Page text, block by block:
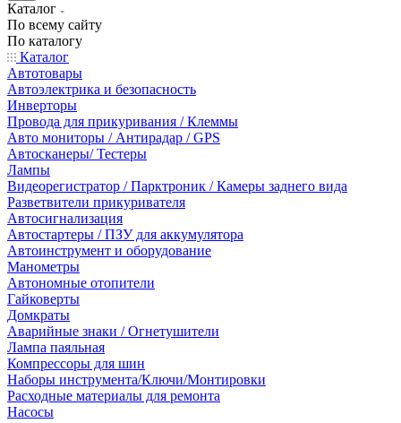
Каталог
По всему сайту
По каталогу
Каталог
Автотовары
Автоэлектрика и безопасность
Инверторы
Провода для прикуривания / Клеммы
Авто мониторы / Антирадар / GPS
Автосканеры/ Тестеры
Лампы
Видеорегистратор / Парктроник / Камеры заднего вида
Разветвители прикуривателя
Автосигнализация
Автостартеры / ПЗУ для аккумулятора
Автоинструмент и оборудование
Манометры
Автономные отопители
Гайковерты
Домкраты
Аварийные знаки / Огнетушители
Лампа паяльная
Компрессоры для шин
Наборы инструмента/Ключи/Монтировки
Расходные материалы для ремонта
Насосы